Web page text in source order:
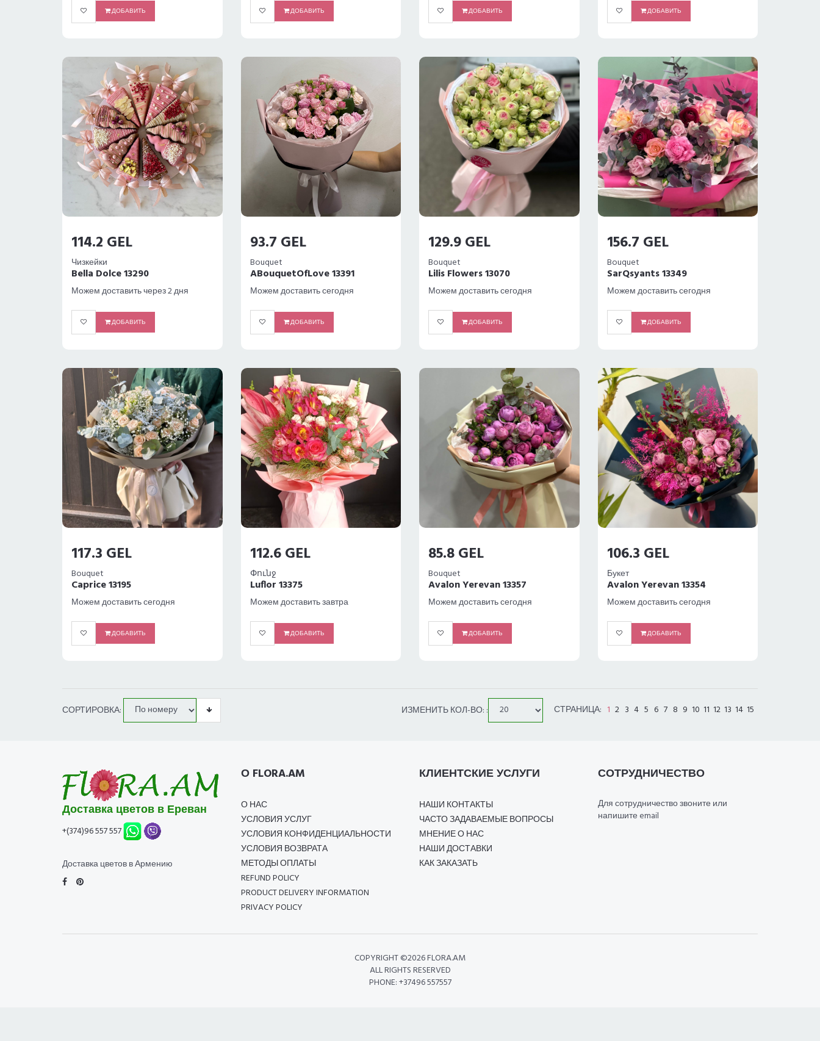
ДОБАВИТЬ ДОБАВИТЬ ДОБАВИТЬ ДОБАВИТЬ
114.2 GEL
Чизкейки
Bella Dolce 13290
Можем доставить через 2 дня
ДОБАВИТЬ
93.7 GEL
Bouquet
ABouquetOfLove 13391
Можем доставить сегодня
ДОБАВИТЬ
129.9 GEL
Bouquet
Lilis Flowers 13070
Можем доставить сегодня
ДОБАВИТЬ
156.7 GEL
Bouquet
SarQsyants 13349
Можем доставить сегодня
ДОБАВИТЬ
117.3 GEL
Bouquet
Caprice 13195
Можем доставить сегодня
ДОБАВИТЬ
112.6 GEL
Փունջ
Luflor 13375
Можем доставить завтра
ДОБАВИТЬ
85.8 GEL
Bouquet
Avalon Yerevan 13357
Можем доставить сегодня
ДОБАВИТЬ
106.3 GEL
Букет
Avalon Yerevan 13354
Можем доставить сегодня
ДОБАВИТЬ
СОРТИРОВКА: ИЗМЕНИТЬ КОЛ-ВО: : СТРАНИЦА: 1 2 3 4 5 6 7 8 9 10 11 12 13 14 15
Доставка цветов в Ереван
+(374)96 557 557
Доставка цветов в Армению
О FLORA.AM
О НАС
УСЛОВИЯ УСЛУГ
УСЛОВИЯ КОНФИДЕНЦИАЛЬНОСТИ
УСЛОВИЯ ВОЗВРАТА
МЕТОДЫ ОПЛАТЫ
REFUND POLICY
PRODUCT DELIVERY INFORMATION
PRIVACY POLICY
КЛИЕНТСКИЕ УСЛУГИ
НАШИ КОНТАКТЫ
ЧАСТО ЗАДАВАЕМЫЕ ВОПРОСЫ
МНЕНИЕ О НАС
НАШИ ДОСТАВКИ
КАК ЗАКАЗАТЬ
СОТРУДНИЧЕСТВО
Для сотрудничество звоните или
напишите email
COPYRIGHT ©2026 FLORA.AM
ALL RIGHTS RESERVED
PHONE: +37496 557557